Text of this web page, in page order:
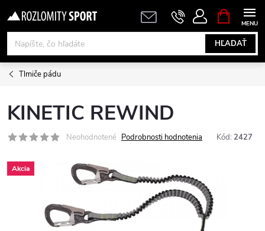
na
obsah
HĽADAŤ
KOŠÍK
Tlmiče pádu
KINETIC REWIND
Neohodnotené Podrobnosti hodnotenia Kód: 2427
Akcia